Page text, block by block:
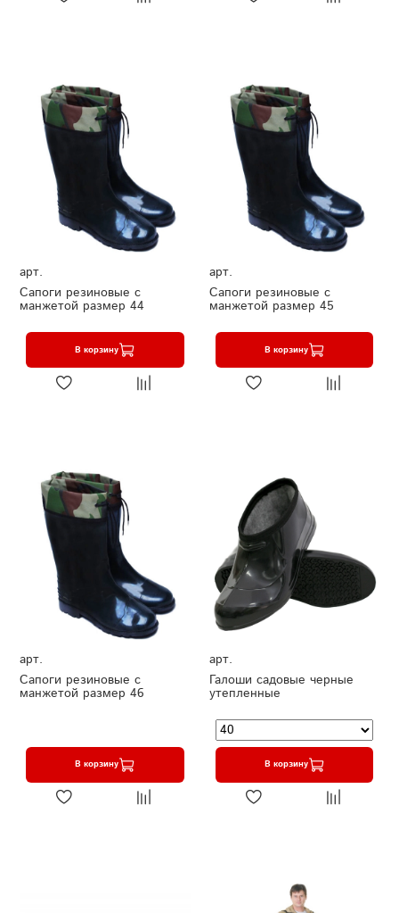
арт.
Сапоги резиновые с
манжетой размер 44
В корзину
арт.
Сапоги резиновые с
манжетой размер 45
В корзину
арт.
Сапоги резиновые с
манжетой размер 46
В корзину
арт.
Галоши садовые черные
утепленные
В корзину